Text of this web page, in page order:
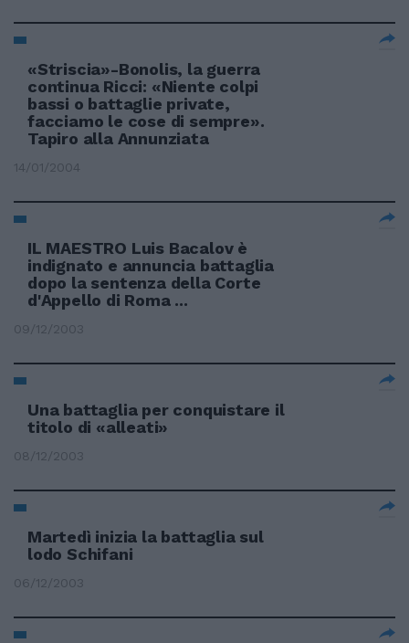
«Striscia»-Bonolis, la guerra
continua Ricci: «Niente colpi
bassi o battaglie private,
facciamo le cose di sempre».
Tapiro alla Annunziata
14/01/2004
IL MAESTRO Luis Bacalov è
indignato e annuncia battaglia
dopo la sentenza della Corte
d'Appello di Roma ...
09/12/2003
Una battaglia per conquistare il
titolo di «alleati»
08/12/2003
Martedì inizia la battaglia sul
lodo Schifani
06/12/2003